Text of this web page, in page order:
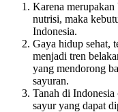
Karena merupakan
nutrisi, maka
Indonesia.
Gaya hidup sehat,
menjadi tren
yang mendorong
sayuran.
Tanah di
sayur yang dapat